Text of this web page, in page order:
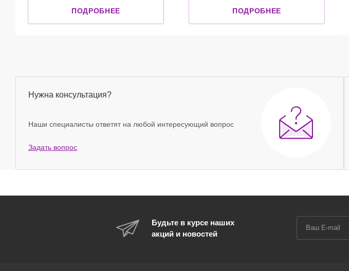
ПОДРОБНЕЕ ПОДРОБНЕЕ
Нужна консультация?
Наши специалисты ответят на любой интересующий вопрос
Задать вопрос
Будьте в курсе наших
акций и новостей